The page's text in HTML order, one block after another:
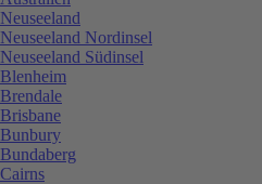
Neuseeland
Neuseeland Nordinsel
Neuseeland Südinsel
Blenheim
Brendale
Brisbane
Bunbury
Bundaberg
Cairns